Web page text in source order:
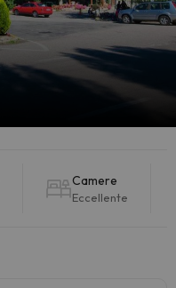
Camere
Eccellente